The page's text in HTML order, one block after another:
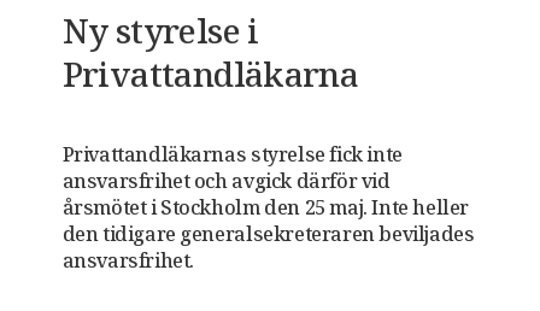
Ny styrelse i
Privattandläkarna
Privattandläkarnas styrelse fick inte
ansvarsfrihet och avgick därför vid
årsmötet i Stockholm den 25 maj. Inte heller
den tidigare generalsekreteraren beviljades
ansvarsfrihet.